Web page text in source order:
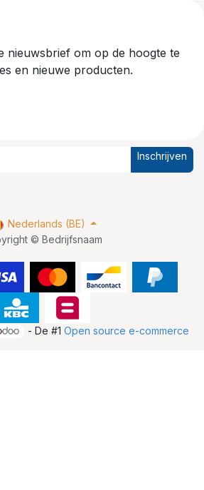
nieuwsbrief om op de hoogte te
en nieuwe producten.
Inschrijven
© Bedrijfsnaam
Nederlands (BE)
- De #1Open source e-commerce